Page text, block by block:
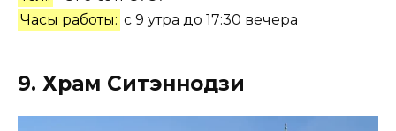
Часы работы: с 9 утра до 17:30 вечера
9. Храм Ситэннодзи